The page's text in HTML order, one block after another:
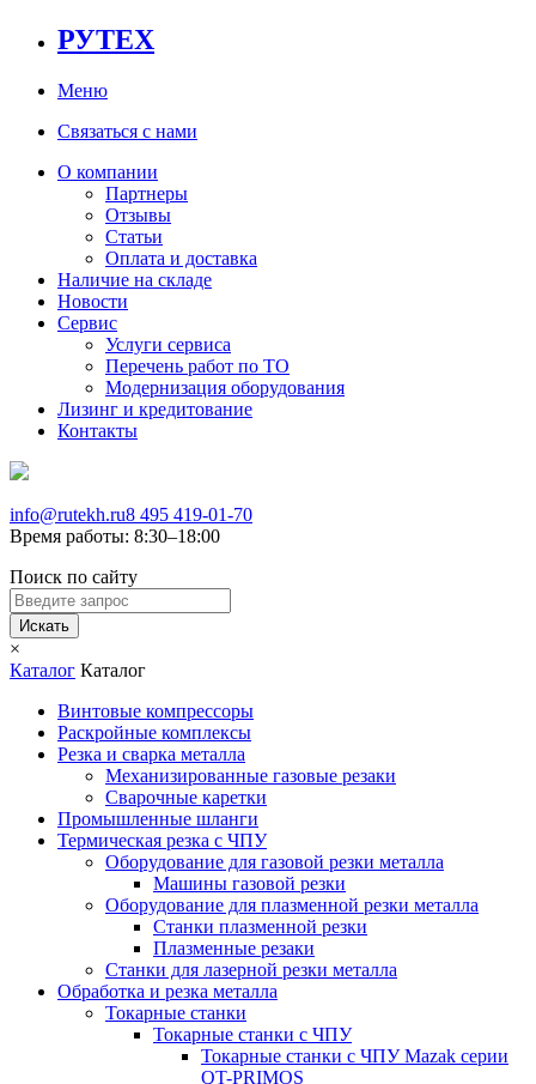
РУТЕХ
Меню
Связаться с нами
О компании
Партнеры
Отзывы
Статьи
Оплата и доставка
Наличие на складе
Новости
Сервис
Услуги сервиса
Перечень работ по ТО
Модернизация оборудования
Лизинг и кредитование
Контакты
info@rutekh.ru8 495 419-01-70
Время работы: 8:30–18:00
Поиск по сайту
Искать
×
Каталог Каталог
Винтовые компрессоры
Раскройные комплексы
Резка и сварка металла
Механизированные газовые резаки
Сварочные каретки
Промышленные шланги
Термическая резка с ЧПУ
Оборудование для газовой резки металла
Машины газовой резки
Оборудование для плазменной резки металла
Станки плазменной резки
Плазменные резаки
Станки для лазерной резки металла
Обработка и резка металла
Токарные станки
Токарные станки с ЧПУ
Токарные станки с ЧПУ Mazak серии
QT-PRIMOS